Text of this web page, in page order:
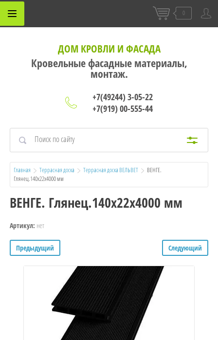
0
ДОМ КРОВЛИ И ФАСАДА
Кровельные фасадные материалы,
монтаж.
+7(49244) 3-05-22
+7(919) 00-555-44
Главная Террасная доска Террасная доска ВЕЛЬВЕТ
  ВЕНГЕ.
Глянец.140х22х4000 мм
ВЕНГЕ. Глянец.140х22х4000 мм
Артикул: нет
Предыдущий Следующий